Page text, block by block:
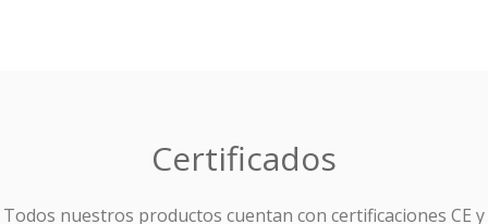
Certificados
Todos nuestros productos cuentan con certificaciones CE y